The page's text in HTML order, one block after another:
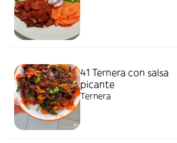
41 Ternera con salsa
picante
Ternera